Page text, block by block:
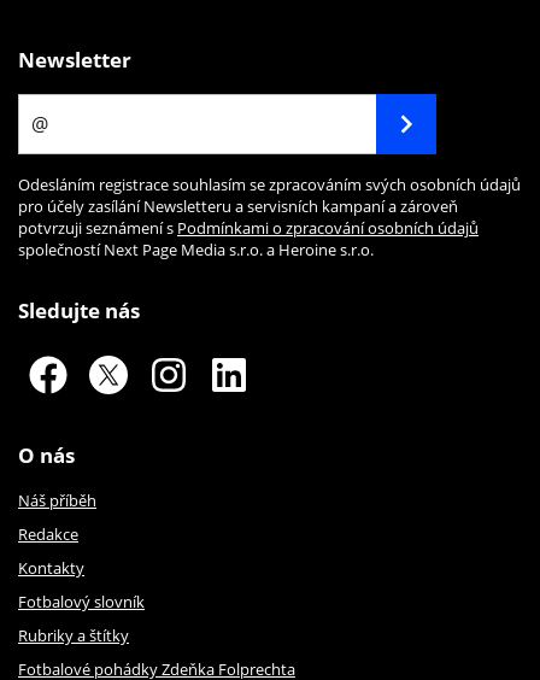
Newsletter
Odesláním registrace souhlasím se zpracováním svých osobních údajů
pro účely zasílání Newsletteru a servisních kampaní a zároveň
potvrzuji seznámení s Podmínkami o zpracování osobních údajů
společností Next Page Media s.r.o. a Heroine s.r.o.
Sledujte nás
O nás
Náš příběh
Redakce
Kontakty
Fotbalový slovník
Rubriky a štítky
Fotbalové pohádky Zdeňka Folprechta